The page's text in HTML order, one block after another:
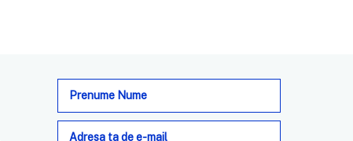
Adresa
e-
mail